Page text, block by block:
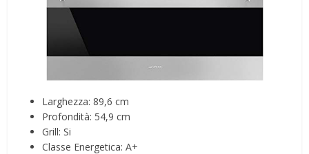
Larghezza: 89,6 cm
Profondità: 54,9 cm
Grill: Si
Classe Energetica: A+